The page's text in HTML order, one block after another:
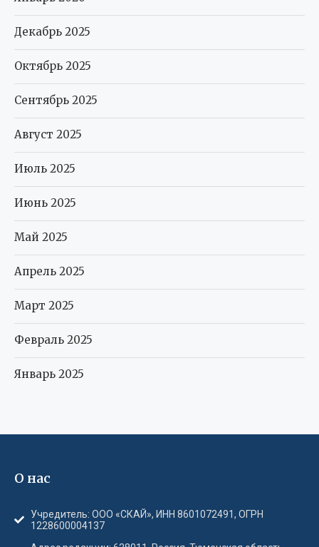
Декабрь 2025
Октябрь 2025
Сентябрь 2025
Август 2025
Июль 2025
Июнь 2025
Май 2025
Апрель 2025
Март 2025
Февраль 2025
Январь 2025
О нас
Учредитель: ООО «СКАЙ», ИНН 8601072491, ОГРН
1228600004137